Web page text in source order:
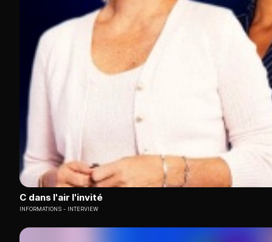
C dans l'air l'invité
INFORMATIONS INTERVIEW